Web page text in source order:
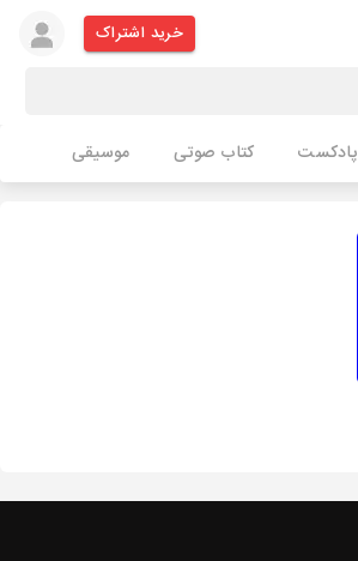
خرید اشتراک
پادکست کتاب صوتی موسیقی